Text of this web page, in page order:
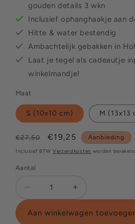
gouden details 3 wkn
Inclusief ophanghaakje aan
Hitte & water bestendig
Ambachtelijk gebakken in
Laat je tegel als cadeautje
winkelmandje!
Maat
S (10x10 cm) M (13x13
Normale
prijs
€27,50 Aanbiedingsprijs
€19,25 Aanbieding
Inclusief BTW Verzendkosten worden
Aantal
Aantal
verlagen
voor
Aantal
verhogen
voor
Aan winkelwagen